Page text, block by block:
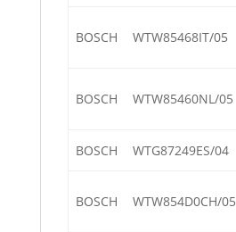
BOSCH WTW85468IT/05
BOSCH WTW85460NL/05
BOSCH WTG87249ES/04
BOSCH WTW854D0CH/05